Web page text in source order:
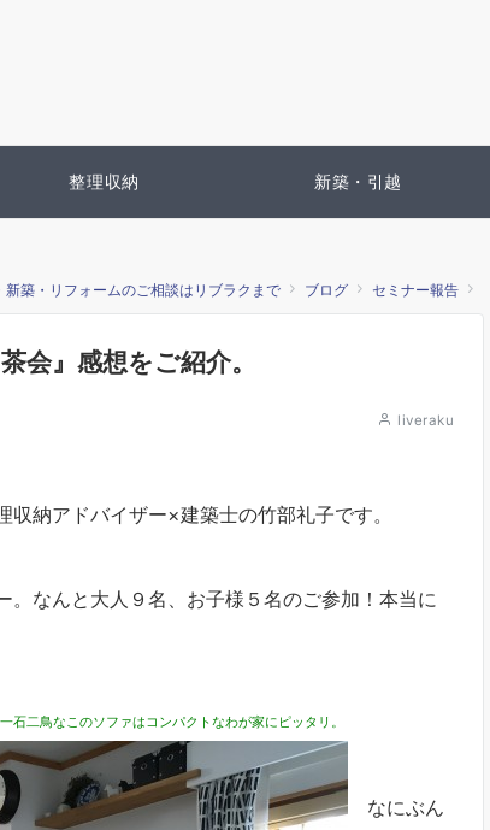
整理収納 新築・引越
築・リフォームのご相談はリブラクまで ブログ セミナー報告
会』感想をご紹介。
liveraku
納アドバイザー×建築士の竹部礼子です。
なんと大人９名、お子様５名のご参加！本当に
二鳥なこのソファはコンパクトなわが家にピッタリ。
なにぶん